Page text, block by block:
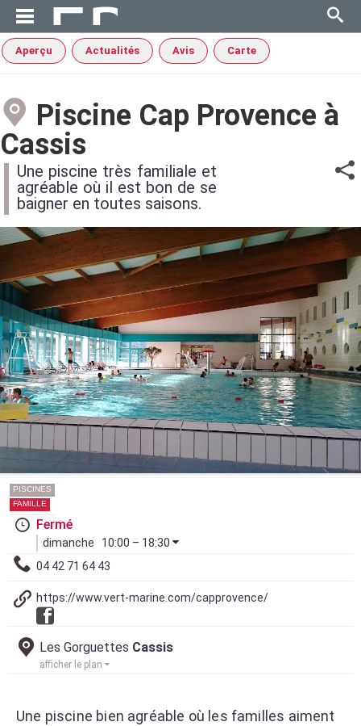
Aperçu Actualités Avis Carte
Piscine Cap Provence à
Cassis
Une piscine très familiale et
agréable où il est bon de se
baigner en toutes saisons.
PISCINES
FAMILLE
Fermé
dimanche
10:00 – 18:30
04 42 71 64 43
https://www.vert-marine.com/capprovence/
Les Gorguettes Cassis
afficher le plan
Une piscine bien agréable où les familles aiment